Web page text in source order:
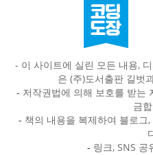
- 이 사이트에 실린 모든 내용,
은 (주)도서출판 길벗
- 저작권법에 의해 보호를 받는
금
- 책의 내용을 복제하여 블로그
- 링크, SNS 공